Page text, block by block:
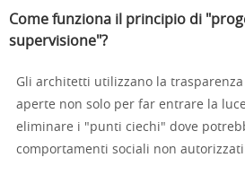
Come funziona il principio di
supervisione"?
Gli architetti utilizzano la
aperte non solo per far entrare la
eliminare i "punti ciechi" dove
comportamenti sociali non autorizzati.